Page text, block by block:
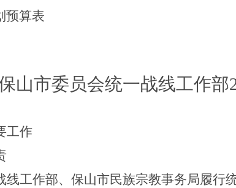
预算表
山市委员会统一战线工作部
工作
线工作部、保山市民族宗教事务局履行